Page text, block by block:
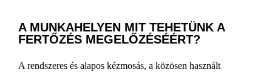
A MUNKAHELYEN MIT TEHETÜNK A
FERTŐZÉS MEGELŐZÉSÉÉRT?
A rendszeres és alapos kézmosás, a közösen használt